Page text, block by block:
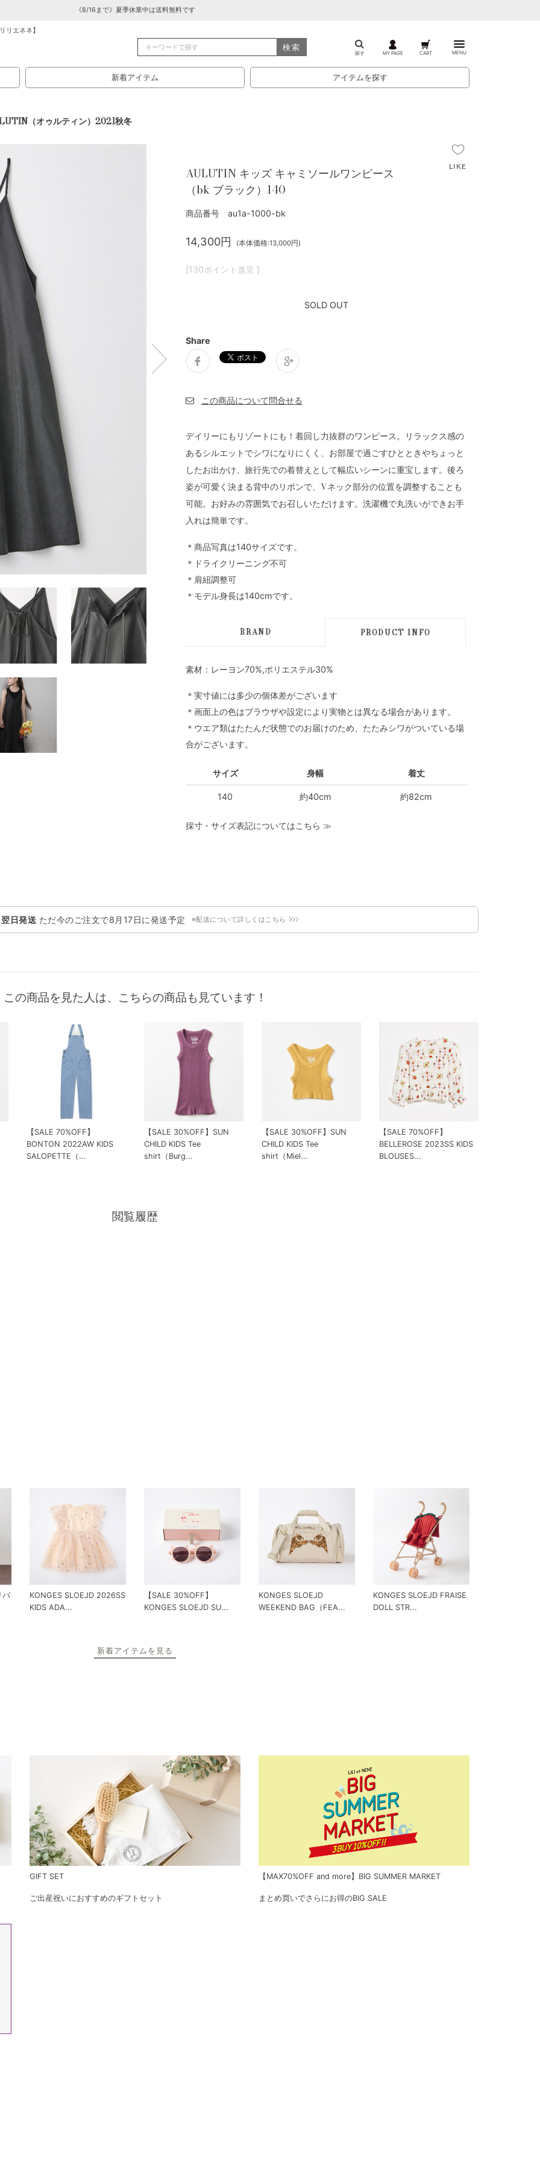
《8/16まで》夏季休業中は送料無料です
リエネネ】
検索
探す MY PAGE CART MENU
新着アイテム アイテムを探す
（オゥルティン）2021秋冬
AULUTIN キッズ キャミソールワンピース
（bk ブラック）140
商品番号 au1a-1000-bk
14,300円 (本体価格:13,000円)
[130ポイント進呈 ]
SOLD OUT
Share
デイリーにもリゾートにも！着回し力抜群のワンピース。リラックス感の
あるシルエットでシワになりにくく、お部屋で過ごすひとときやちょっと
したお出かけ、旅行先での着替えとして幅広いシーンに重宝します。後ろ
姿が可愛く決まる背中のリボンで、Vネック部分の位置を調整することも
可能。お好みの雰囲気でお召しいただけます。洗濯機で丸洗いができお手
入れは簡単です。
＊商品写真は140サイズです。
＊ドライクリーニング不可
＊肩紐調整可
＊モデル身長は140cmです。
BRAND PRODUCT INFO
素材：レーヨン70%,ポリエステル30%
＊実寸値には多少の個体差がございます
＊画面上の色はブラウザや設定により実物とは異なる場合があります。
＊ウエア類はたたんだ状態でのお届けのため、たたみシワがついている場
合がございます。
サイズ 身幅 着丈
140 約40cm 約82cm
採寸・サイズ表記についてはこちら ≫
日発送 ただ今のご注文で8月17日に発送予定 ※配送について詳しくはこちら
この商品を見た人は、こちらの商品も見ています！
【SALE 70%OFF】
BONTON 2022AW KIDS
SALOPETTE（...
【SALE 30%OFF】SUN
CHILD KIDS Tee
shirt（Burg...
【SALE 30%OFF】SUN
CHILD KIDS Tee
shirt（Miel...
【SALE 70%OFF】
BELLEROSE 2023SS KIDS
BLOUSES...
閲覧履歴
バ
KONGES SLOEJD 2026SS
KIDS ADA...
【SALE 30%OFF】
KONGES SLOEJD SU...
KONGES SLOEJD
WEEKEND BAG（FEA...
KONGES SLOEJD FRAISE
DOLL STR...
新着アイテムを見る
GIFT SET
ご出産祝いにおすすめのギフトセット
【MAX70%OFF and more】BIG SUMMER MARKET
まとめ買いでさらにお得のBIG SALE